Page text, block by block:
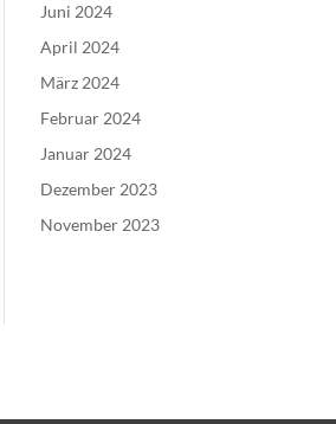
Juni 2024
April 2024
März 2024
Februar 2024
Januar 2024
Dezember 2023
November 2023